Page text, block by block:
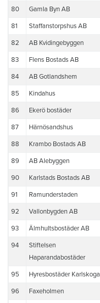
80 Gamla Byn AB
81 Staffanstorpshus AB
82 AB Kvidingebyggen
83 Flens Bostads AB
84 AB Gotlandshem
85 Kindahus
86 Ekerö bostäder
87 Härnösandshus
88 Krambo Bostads AB
89 AB Alebyggen
90 Karlstads Bostads AB
91 Ramunderstaden
92 Vallonbygden AB
93 Älmhultsbostäder AB
94
Stiftelsen
Haparandabostäder
95 Hyresbostäder Karlskoga
96 Faxeholmen